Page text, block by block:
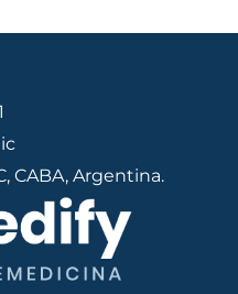
CABA, Argentina.